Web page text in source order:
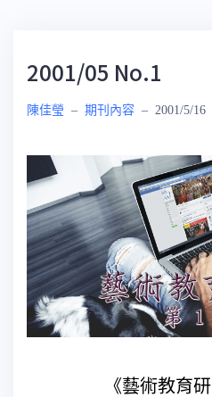
2001/05 No.1
陳佳瑩 – 期刊內容 – 2001/5/16
《藝術教育